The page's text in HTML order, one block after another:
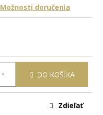
Možnosti doručenia
DO KOŠÍKA
Zdieľať